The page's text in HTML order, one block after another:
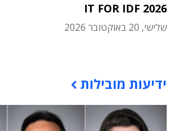
IT FOR IDF 2026
שלישי, 20 באוקטובר 2026
ידיעות מובילות